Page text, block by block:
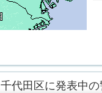
千代田区に発表中の